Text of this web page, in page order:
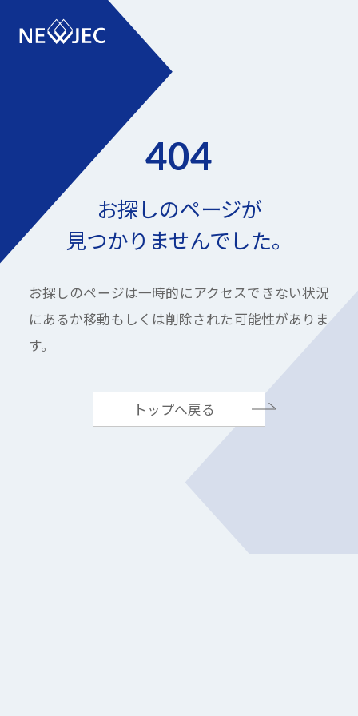
404
お探しのページが
見つかりませんでした。
お探しのページは一時的にアクセスできない状況
にあるか移動もしくは削除された可能性がありま
す。
トップへ戻る